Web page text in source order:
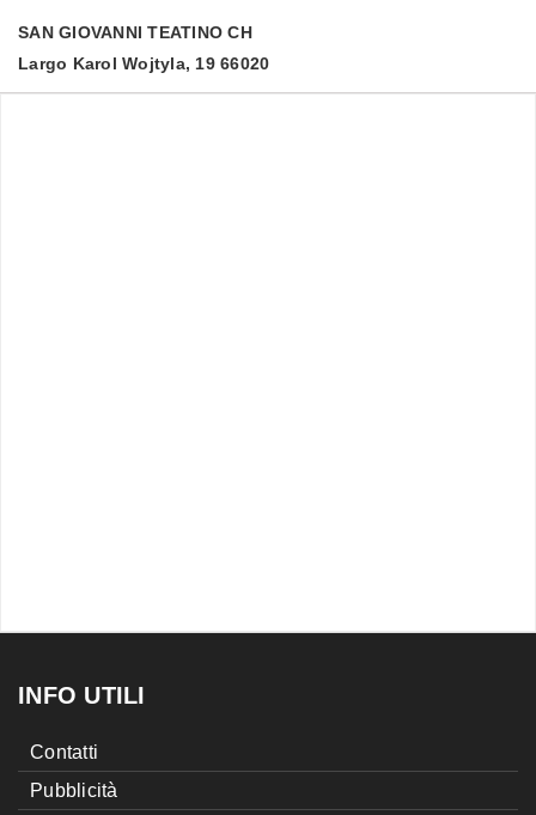
SAN GIOVANNI TEATINO CH
Largo Karol Wojtyla, 19 66020
INFO UTILI
Contatti
Pubblicità